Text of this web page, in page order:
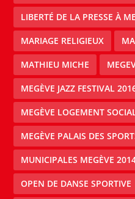
LIBERTÉ DE LA PRESSE À
MARIAGE RELIGIEUX
MATHIEU MICHE
MEGÈVE JAZZ FESTIVAL
MEGÈVE LOGEMENT
MEGÈVE PALAIS DES
MUNICIPALES MEGÈVE
OPEN DE DANSE SPORTIVE